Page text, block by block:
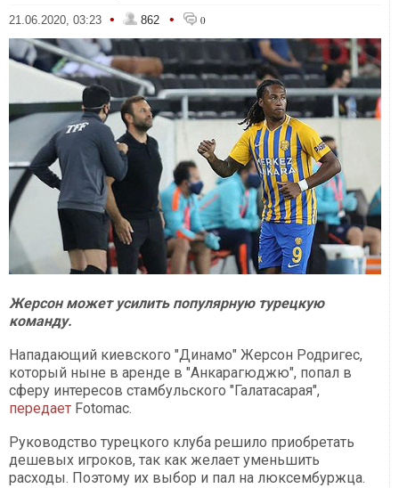
21.06.2020, 03:23 • 862 • 0
Жерсон может усилить популярную турецкую
команду.
Нападающий киевского "Динамо" Жерсон Родригес,
который ныне в аренде в "Анкарагюджю", попал в
сферу интересов стамбульского "Галатасарая",
передает Fotomac.
Руководство турецкого клуба решило приобретать
дешевых игроков, так как желает уменьшить
расходы. Поэтому их выбор и пал на люксембуржца.